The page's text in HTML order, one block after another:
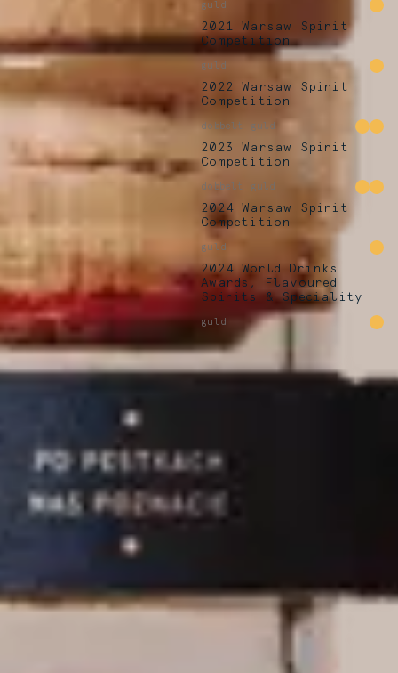
guld
2021 Warsaw Spirit
Competition
guld
2022 Warsaw Spirit
Competition
dobbelt guld
2023 Warsaw Spirit
Competition
dobbelt guld
2024 Warsaw Spirit
Competition
guld
2024 World Drinks
Awards, Flavoured
Spirits & Speciality
guld